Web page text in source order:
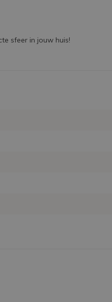
sfeer in jouw huis!